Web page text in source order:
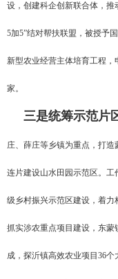
设，创建科企创新联合体，推
5加5”结对帮扶联盟，被授予
新型农业经营主体培育工程，
家。
三是统筹示范片
庄、薛庄等乡镇为重点，打
连片建设山水田园示范区。
级乡村振兴示范区建设，着力
抓实涉农重点项目建设，东
成，探沂镇高效农业项目36